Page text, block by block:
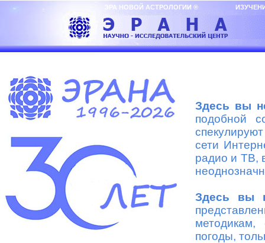
ЭРА НОВОЙ АСТРОЛОГИИ ®
Здесь вы
подобной
сети
радио и ТВ,
Здесь вы
методикам,
погоды,